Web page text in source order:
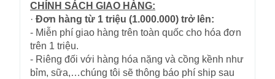
CHÍNH SÁCH GIAO HÀNG:
· Đơn hàng từ 1 triệu (1.000.000) trở lên:
- Miễn phí giao hàng trên toàn quốc cho hóa đơn
trên 1 triệu.
- Riêng đối với hàng hóa nặng và cồng kềnh như
bỉm, sữa,…chúng tôi sẽ thông báo phí ship sau